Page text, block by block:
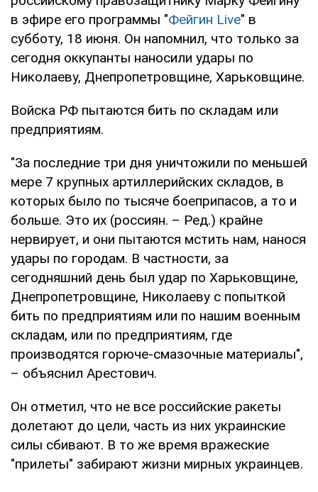
в эфире его программы "Фейгин Live" в
субботу, 18 июня. Он напомнил, что только за
сегодня оккупанты наносили удары по
Николаеву, Днепропетровщине, Харьковщине.
Войска РФ пытаются бить по складам или
предприятиям.
"За последние три дня уничтожили по меньшей
мере 7 крупных артиллерийских складов, в
которых было по тысяче боеприпасов, а то и
больше. Это их (россиян. – Ред.) крайне
нервирует, и они пытаются мстить нам, нанося
удары по городам. В частности, за
сегодняшний день был удар по Харьковщине,
Днепропетровщине, Николаеву с попыткой
бить по предприятиям или по нашим военным
складам, или по предприятиям, где
производятся горюче-смазочные материалы",
– объяснил Арестович.
Он отметил, что не все российские ракеты
долетают до цели, часть из них украинские
силы сбивают. В то же время вражеские
"прилеты" забирают жизни мирных украинцев.